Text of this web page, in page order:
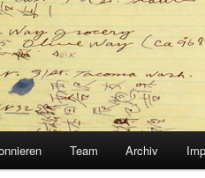
Team Archiv